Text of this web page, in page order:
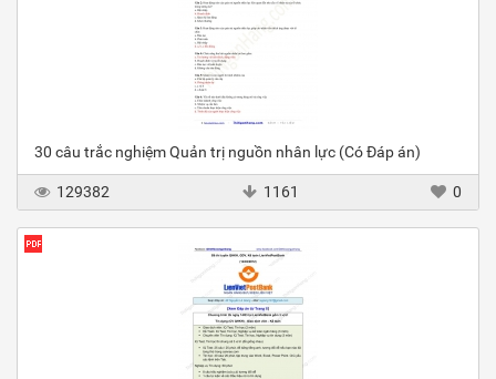
30 câu trắc nghiệm Quản trị nguồn nhân lực (Có Đáp án)
129382 1161 0